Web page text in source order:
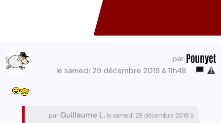
par Pounyet
le samedi 29 décembre 2018 à 11h48
par Guillaume L. le samedi 29 décembre 2018 à